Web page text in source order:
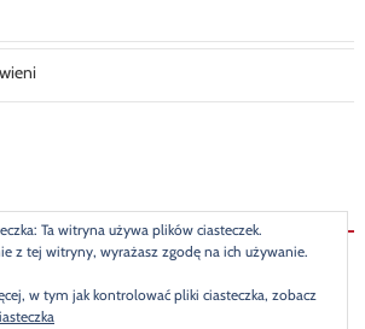
Ta witryna używa plików ciasteczek.
z tej witryny, wyrażasz zgodę na ich używanie.
w tym jak kontrolować pliki ciasteczka, zobacz